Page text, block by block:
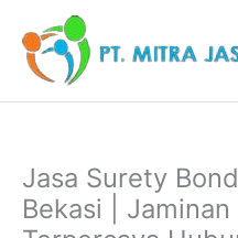
konten
Jasa Surety
Bekasi |